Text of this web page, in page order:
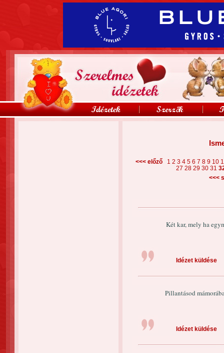
<<< előző 1 2 3 4 5 6 7 8 9 10
27 28 29 30 31
<<<
Két kar, mely ha
Idézet küldése
Pillantásod
Idézet küldése